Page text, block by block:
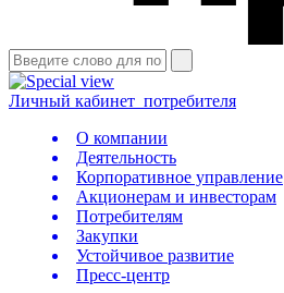
Личный кабинет потребителя
О компании
Деятельность
Корпоративное управление
Акционерам и инвесторам
Потребителям
Закупки
Устойчивое развитие
Пресс-центр